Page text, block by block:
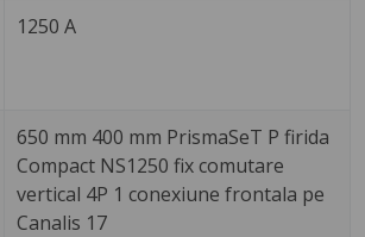
1250 A
650 mm 400 mm PrismaSeT P firida
Compact NS1250 fix comutare
vertical 4P 1 conexiune frontala pe
Canalis 17